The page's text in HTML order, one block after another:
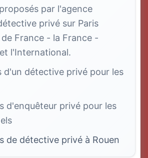
par l'agence
privé sur Paris
de France - la France -
l'International.
d'un détective privé pour les
d'enquêteur privé pour les
de détective privé à Rouen